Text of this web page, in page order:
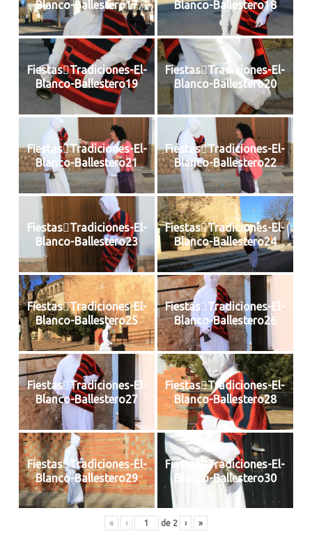
Blanco-Ballestero17
Blanco-Ballestero18
FiestasTradiciones-El-
Blanco-Ballestero19
FiestasTradiciones-El-
Blanco-Ballestero20
FiestasTradiciones-El-
Blanco-Ballestero21
FiestasTradiciones-El-
Blanco-Ballestero22
FiestasTradiciones-El-
Blanco-Ballestero23
FiestasTradiciones-El-
Blanco-Ballestero24
FiestasTradiciones-El-
Blanco-Ballestero25
FiestasTradiciones-El-
Blanco-Ballestero26
FiestasTradiciones-El-
Blanco-Ballestero27
FiestasTradiciones-El-
Blanco-Ballestero28
FiestasTradiciones-El-
Blanco-Ballestero29
FiestasTradiciones-El-
Blanco-Ballestero30
« ‹ de 2 › »